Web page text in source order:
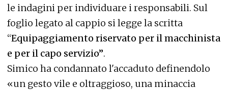
le indagini per individuare i responsabili. Sul
foglio legato al cappio si legge la scritta
“Equipaggiamento riservato per il macchinista
e per il capo servizio”.
Simico ha condannato l'accaduto definendolo
«un gesto vile e oltraggioso, una minaccia